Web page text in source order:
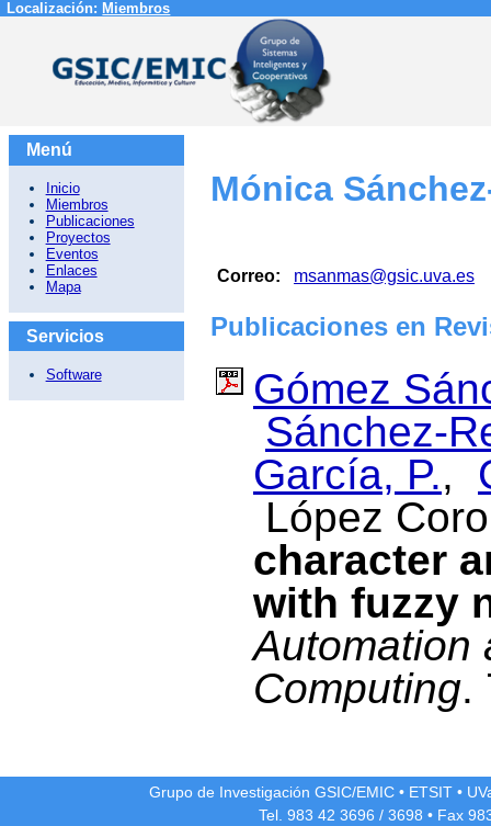
Localización: Miembros
Menú
Inicio
Miembros
Publicaciones
Proyectos
Eventos
Enlaces
Mapa
Servicios
Software
Mónica
Correo: msanmas@gsic.uva.es
Publicaciones en
Gómez
Sánchez-
García, P.,
López
character
with fuzzy
Automation
Computing.
Grupo de Investigación GSIC/EMIC • ETSIT •
Tel. 983 42 3696 / 3698 • Fax